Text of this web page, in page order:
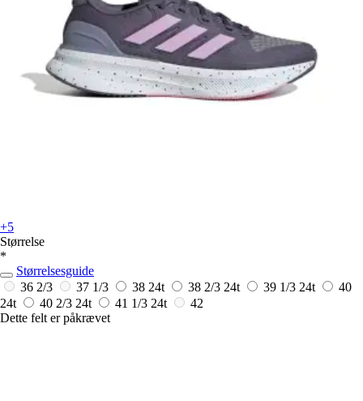
+5
Størrelse
*
Størrelsesguide
36 2/3
37 1/3 38 24t 38 2/3 24t 39 1/3 24t
40
24t
40 2/3 24t 41 1/3 24t
42
Dette felt er påkrævet